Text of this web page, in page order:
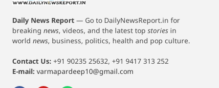
Daily News Report — Go to DailyNewsReport.in for
breaking news, videos, and the latest top stories in
world news, business, politics, health and pop culture.
Contact Us: +91 90235 25632, +91 9417 313 252
E-mail: varmapardeep10@gmail.com